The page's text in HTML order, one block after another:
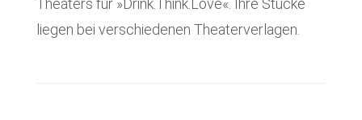
Theaters für »Drink.Think.Love«. Ihre Stücke
liegen bei verschiedenen Theaterverlagen.